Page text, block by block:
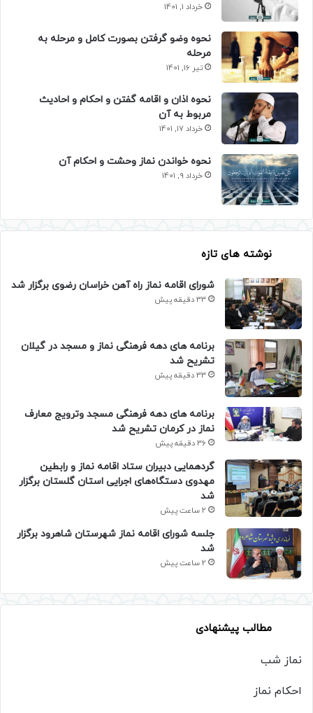
خرداد 1, 1401
نحوه وضو گرفتن بصورت کامل و مرحله به
مرحله
تیر 16, 1401
نحوه اذان و اقامه گفتن و احکام و احادیث
مربوط به آن
خرداد 17, 1401
نحوه خواندن نماز وحشت و احکام آن
خرداد 9, 1401
نوشته های تازه
شورای اقامه نماز راه آهن خراسان رضوی برگزار شد
33 دقیقه پیش
برنامه های دهه فرهنگی نماز و مسجد در گیلان
تشریح شد
33 دقیقه پیش
برنامه های دهه فرهنگی مسجد وترویج معارف
نماز در کرمان تشریح شد
36 دقیقه پیش
گردهمایی دبیران ستاد اقامه نماز و رابطین
مهدوی دستگاه‌های اجرایی استان گلستان برگزار
شد
2 ساعت پیش
جلسه شورای اقامه نماز شهرستان شاهرود برگزار
شد
2 ساعت پیش
مطالب پیشنهادی
نماز شب
احکام نماز